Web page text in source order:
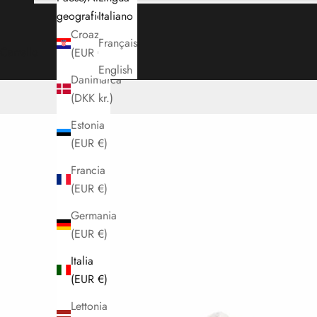
geografica
Croazia
(EUR €)
Danimarca
(DKK kr.)
Estonia
(EUR €)
Francia
(EUR €)
Germania
(EUR €)
Italia
(EUR €)
Lettonia
Italiano
Français
English